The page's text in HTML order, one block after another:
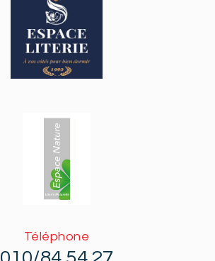
Téléphone